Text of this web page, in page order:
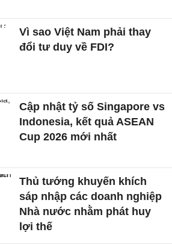
Vì sao Việt Nam phải thay
đổi tư duy về FDI?
Cập nhật tỷ số Singapore vs
Indonesia, kết quả ASEAN
Cup 2026 mới nhất
Thủ tướng khuyến khích
sáp nhập các doanh nghiệp
Nhà nước nhằm phát huy
lợi thế